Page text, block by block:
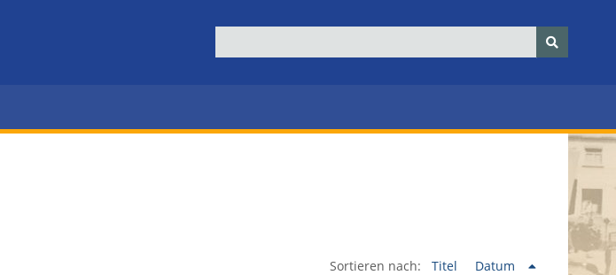
Sortieren nach: Titel Datum